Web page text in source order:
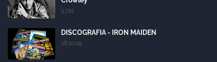
5.7.11
DISCOGRAFIA - IRON MAIDEN
28.10.09